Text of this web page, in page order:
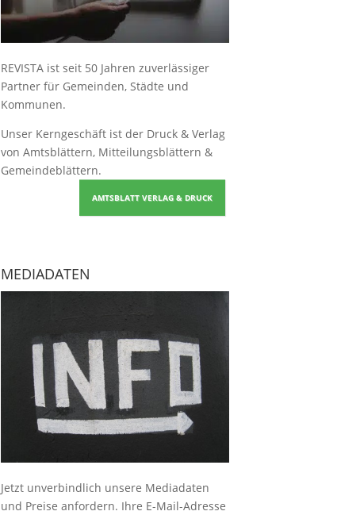
REVISTA ist seit 50 Jahren zuverlässiger
Partner für Gemeinden, Städte und
Kommunen.
Unser Kerngeschäft ist der Druck & Verlag
von Amtsblättern, Mitteilungsblättern &
Gemeindeblättern.
AMTSBLATT VERLAG & DRUCK
MEDIADATEN
Jetzt unverbindlich unsere Mediadaten
und Preise anfordern. Ihre E-Mail-Adresse